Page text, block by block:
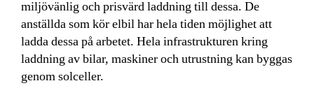
miljövänlig och prisvärd laddning till dessa. De
anställda som kör elbil har hela tiden möjlighet att
ladda dessa på arbetet. Hela infrastrukturen kring
laddning av bilar, maskiner och utrustning kan byggas
genom solceller.